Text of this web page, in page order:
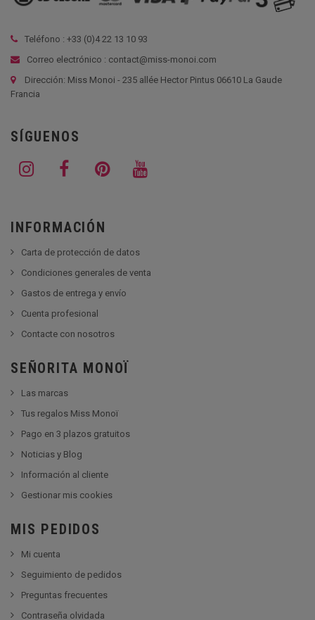
Teléfono : +33 (0)4 22 13 10 93
Correo electrónico : contact@miss-monoi.com
Dirección: Miss Monoi - 235 allée Hector Pintus 06610 La Gaude
Francia
SÍGUENOS
INFORMACIÓN
Carta de protección de datos
Condiciones generales de venta
Gastos de entrega y envío
Cuenta profesional
Contacte con nosotros
SEÑORITA MONOÏ
Las marcas
Tus regalos Miss Monoï
Pago en 3 plazos gratuitos
Noticias y Blog
Información al cliente
Gestionar mis cookies
MIS PEDIDOS
Mi cuenta
Seguimiento de pedidos
Preguntas frecuentes
Contraseña olvidada